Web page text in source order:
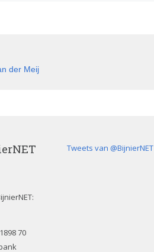
der Meij
70
Tweets van @BijnierNET